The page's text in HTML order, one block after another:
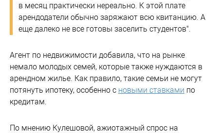
в месяц практически нереально. К этой плате
арендодатели обычно заряжают всю квитанцию. А
еще далеко не все готовы заселить студентов".
Агент по недвижимости добавила, что на рынке
немало молодых семей, которые также нуждаются в
арендном жилье. Как правило, такие семьи не могут
потянуть ипотеку, особенно с новыми ставками по
кредитам.
По мнению Кулешовой, ажиотажный спрос на